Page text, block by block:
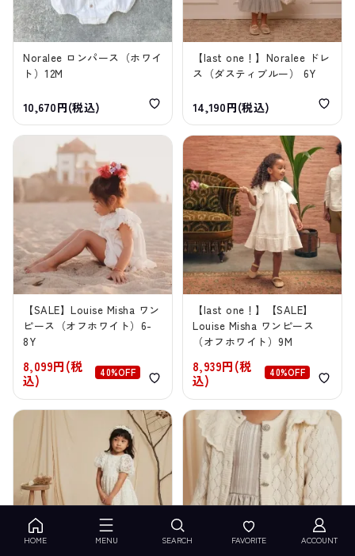
Noralee ロンパース（ホワイ
ト）12M
10,670円(税込)
【last one！】Noralee ドレ
ス（ダスティブルー） 6Y
14,190円(税込)
【SALE】Louise Misha ワン
ピース（オフホワイト）6-
8Y
8,099円(税
込)
40%OFF
【last one！】【SALE】
Louise Misha ワンピース
（オフホワイト）9M
8,939円(税
込)
40%OFF
HOME MENU SEARCH FAVORITE ACCOUNT